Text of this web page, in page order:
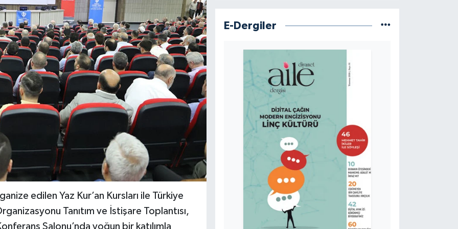
edilen Yaz Kur’an Kursları ile Türkiye
Tanıtım ve İstişare Toplantısı,
Salonu’nda yoğun bir katılımla
E-Dergiler